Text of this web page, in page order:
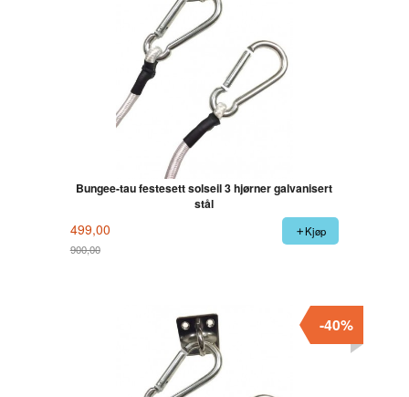
Bungee-tau festesett solseil 3 hjørner galvanisert
stål
499,00
900,00
Kjøp
-40%